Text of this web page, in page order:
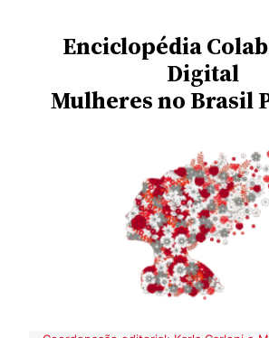
conteúdo
Enciclopédia
Digital
Mulheres no Brasil